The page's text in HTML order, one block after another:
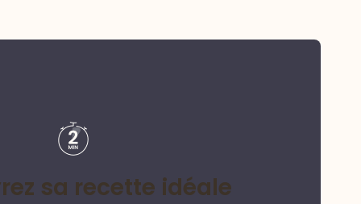
sa recette idéale